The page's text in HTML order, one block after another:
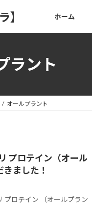
】 ホーム
ラント
オールプラント
プロテイン（オール
ました！
ロテイン （オールプラン